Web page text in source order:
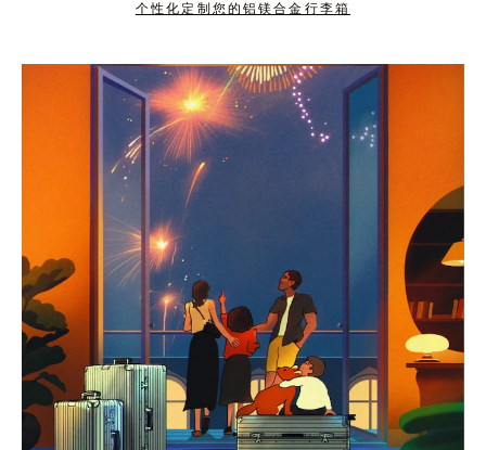
下
击
按
钮
取
消
静
个性化定制您的铝镁合金行李箱